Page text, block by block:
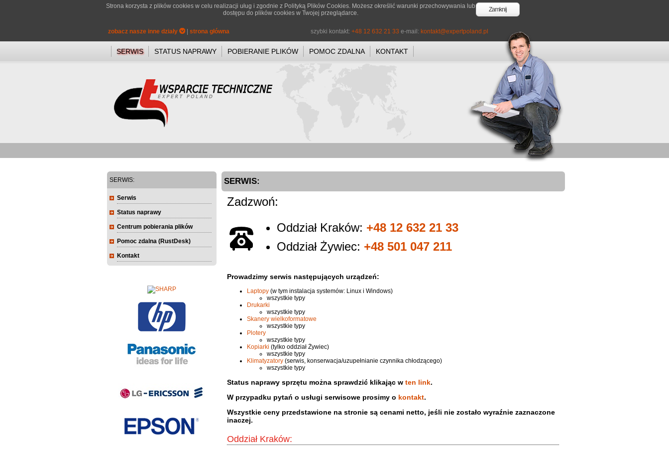
Strona korzysta z plików cookies w celu realizacji uług i zgodnie z Polityką Plików Cookies. Możesz określić warunki przechowywania lub
dostępu do plików cookies w Twojej przeglądarce.
Zamknij
zobacz nasze inne działy strona główna szybki kontakt: +48 12 632 21 33 e-mail: kontakt@expertpoland.pl
SERWIS STATUS NAPRAWY POBIERANIE PLIKÓW POMOC ZDALNA KONTAKT
SERWIS:
Serwis
Status naprawy
Centrum pobierania plików
Pomoc zdalna (RustDesk)
Kontakt
SERWIS:
Zadzwoń:
Oddział Kraków: +48 12 632 21 33
Oddział Żywiec: +48 501 047 211
Prowadzimy serwis następujących urządzeń:
Laptopy(w tym instalacja systemów: Linux i Windows)
wszystkie typy
Drukarki
wszystkie typy
Skanery wielkoformatowe
wszystkie typy
Plotery
wszystkie typy
Kopiarki (tylko oddział Żywiec)
wszystkie typy
Klimatyzatory(serwis, konserwacja/uzupełnianie czynnika chłodzącego)
wszystkie typy
Status naprawy sprzętu można sprawdzić klikając w ten link.
W przypadku pytań o usługi serwisowe prosimy o kontakt.
Wszystkie ceny przedstawione na stronie są cenami netto, jeśli nie zostało wyraźnie zaznaczone
inaczej.
Oddział Kraków: